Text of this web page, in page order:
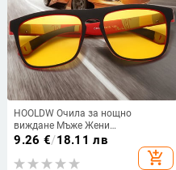
HOOLDW Очила за нощно
виждане Мъже Жени
Поляризирани слънчеви очила
Жълти лещи против отблясъци
Очила за нощно шофиране
9.26 €/18.11 лв
add_shopping_cart